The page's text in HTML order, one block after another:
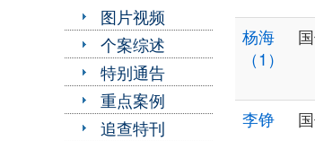
图片视频
个案综述
特别通告
重点案例
追查特刊
杨海
（1）
李铮